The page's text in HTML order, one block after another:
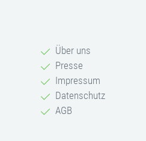
Über uns
Presse
Impressum
Datenschutz
AGB